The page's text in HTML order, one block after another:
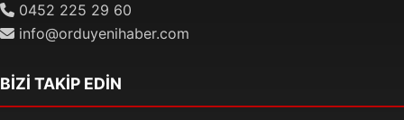
0452 225 29 60
info@orduyenihaber.com
BİZİ TAKİP EDİN